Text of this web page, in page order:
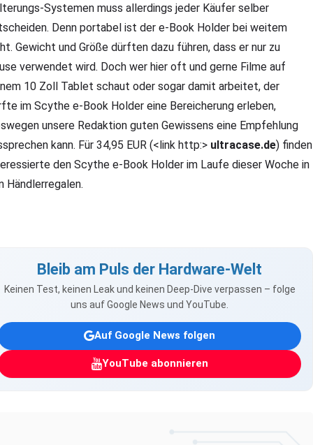
Systemen muss allerdings jeder Käufer selber
Denn portabel ist der e-Book Holder bei weitem
Gewicht und Größe dürften dazu führen, dass er nur zu
verwendet wird. Doch wer hier oft und gerne Filme auf
10 Zoll Tablet schaut oder sogar damit arbeitet, der
im Scythe e-Book Holder eine Bereicherung erleben,
unsere Redaktion guten Gewissens eine Empfehlung
kann. Für 34,95 EUR (<link http:> ultracase.de) finden
den Scythe e-Book Holder im Laufe dieser Woche in
Händlerregalen.
Bleib am Puls der Hardware-Welt
Keinen Test, keinen Leak und keinen Deep-Dive verpassen – folge
uns auf Google News und YouTube.
Auf Google News folgen
YouTube abonnieren